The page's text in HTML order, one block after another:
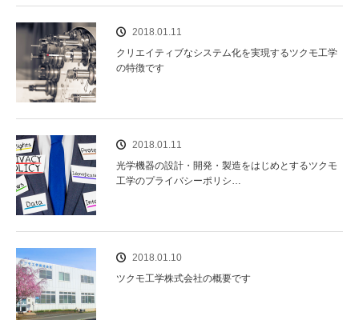
2018.01.11
クリエイティブなシステム化を実現するツクモ工学
の特徴です
2018.01.11
光学機器の設計・開発・製造をはじめとするツクモ
工学のプライバシーポリシ…
2018.01.10
ツクモ工学株式会社の概要です